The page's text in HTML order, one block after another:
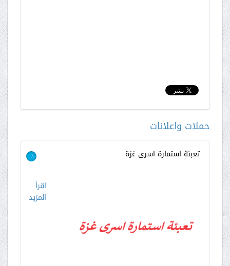
حملات واعلانات
تعبئة استمارة اسرى غزة >
اقرأ
المزيد